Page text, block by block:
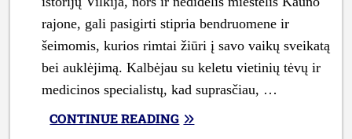
rajone, gali pasigirti stipria bendruomene ir
šeimomis, kurios rimtai žiūri į savo vaikų sveikatą
bei auklėjimą. Kalbėjau su keletu vietinių tėvų ir
medicinos specialistų, kad suprasčiau, …
CONTINUE READING„KAIP